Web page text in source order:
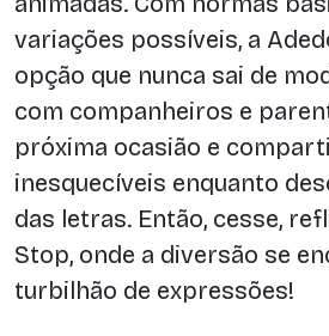
variações possíveis, a
opção que nunca sai de
com companheiros e
próxima ocasião e
inesquecíveis enquanto
das letras. Então, cesse,
Stop, onde a diversão se
turbilhão de expressões!